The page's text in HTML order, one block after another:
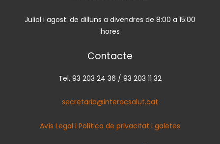
Juliol i agost: de dilluns a divendres de 8:00 a 15:00
hores
Contacte
Tel. 93 203 24 36 / 93 203 11 32
secretaria@interacsalut.cat
Avís Legal i Política de privacitat i galetes